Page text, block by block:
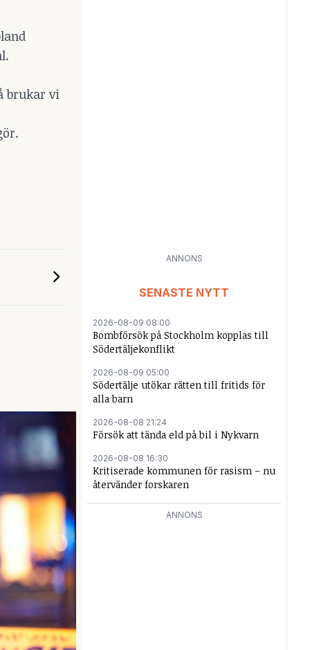
brukar vi
ANNONS
SENASTE NYTT
2026-08-09 08:00
Bombförsök på Stockholm kopplas till
Södertäljekonflikt
2026-08-09 05:00
Södertälje utökar rätten till fritids för
alla barn
2026-08-08 21:24
Försök att tända eld på bil i Nykvarn
2026-08-08 16:30
Kritiserade kommunen för rasism – nu
återvänder forskaren
ANNONS